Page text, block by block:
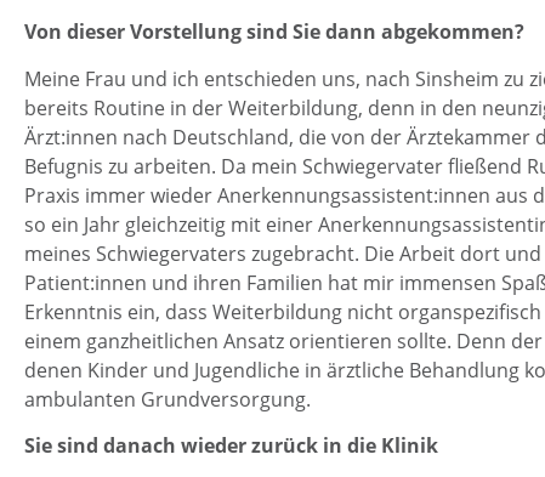
Von dieser Vorstellung sind Sie dann abgekommen?
Meine Frau und ich entschieden uns, nach Sinsheim zu
bereits Routine in der Weiterbildung, denn in den
Ärzt:innen nach Deutschland, die von der Ärztekammer
Befugnis zu arbeiten. Da mein Schwiegervater fließend
Praxis immer wieder Anerkennungsassistent:innen aus
so ein Jahr gleichzeitig mit einer
meines Schwiegervaters zugebracht. Die Arbeit dort
Patient:innen und ihren Familien hat mir immensen
Erkenntnis ein, dass Weiterbildung nicht
einem ganzheitlichen Ansatz orientieren sollte. Denn
denen Kinder und Jugendliche in ärztliche Behandlung
ambulanten Grundversorgung.
Sie sind danach wieder zurück in die Klinik